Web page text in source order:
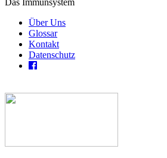
Das Immunsystem
Über Uns
Glossar
Kontakt
Datenschutz